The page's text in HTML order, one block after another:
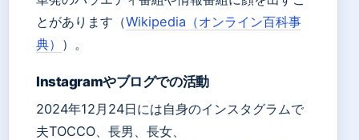
とがあります（Wikipedia（オンライン百科事
典） ）。
Instagramやブログでの活動
2024年12月24日には自身のインスタグラムで
夫TOCCO、長男、長女、